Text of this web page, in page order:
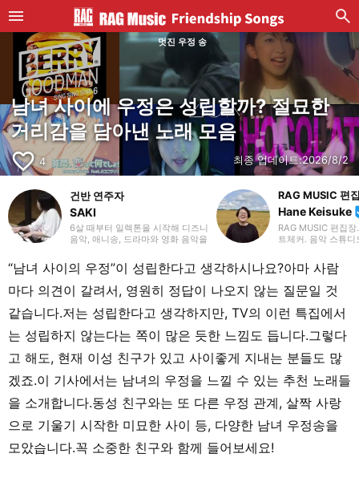
멋진 우정 송
남녀 사이에 우정은 성립할까? 절묘한
거리감을 담아낸 노래 모음
favorite_border 4 최종 업데이트:2026/8/2
건반 연주자
SAKI
6살 때부터 일렉톤을 시작해 디즈니
음악, 애니송, 드라마와 영화 음악을
SNS에 연주 영상을 올리거나 콘서
트 활동도 하고 있어요. 일렉톤 경험
을 살려 학생 시절에는 신시사이저
와 피아노도 시작했고, 학교 주최 행
사에도 출연했습니다. 라이터로서
는 음악 관련 기사뿐만 아니라 다양
한 장르의 글을 다뤄왔기 때문에, 그
동안의 경험을 바탕으로 ‘해보고 싶
다!’, ‘들어보고 싶다!’라고 느낄 수 있
는 글을 전해드리고 싶습니다!
RAG MUSIC 편
Hane Keisuke
RAG MUSIC 편집
트체커. 음악 스튜
RAG MUSIC 편집
동 중. 초등학교에
에서는 관악부에서
학교 이후에는 밴드
양한 악기를 경험.
을 비롯해, 각지의
개 기사와 라이브
음악 활동과 지금까
아 온 경험을 바탕
제작하고 있습니다.
록은 물론, 최근에
게 즐겨 듣습니다.
“남녀 사이의 우정”이 성립한다고 생각하시나요?아마 사람
마다 의견이 갈려서, 영원히 정답이 나오지 않는 질문일 것
같습니다.저는 성립한다고 생각하지만, TV의 이런 특집에서
는 성립하지 않는다는 쪽이 많은 듯한 느낌도 듭니다.그렇다
고 해도, 현재 이성 친구가 있고 사이좋게 지내는 분들도 많
겠죠.이 기사에서는 남녀의 우정을 느낄 수 있는 추천 노래들
을 소개합니다.동성 친구와는 또 다른 우정 관계, 살짝 사랑
으로 기울기 시작한 미묘한 사이 등, 다양한 남녀 우정송을
모았습니다.꼭 소중한 친구와 함께 들어보세요!